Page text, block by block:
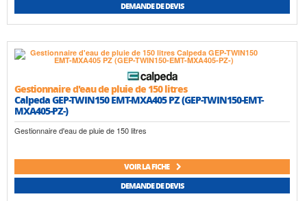
DEMANDE DE DEVIS
Gestionnaire d'eau de pluie de 150 litres
Calpeda GEP-TWIN150 EMT-MXA405 PZ (GEP-TWIN150-EMT-
MXA405-PZ-)
Gestionnaire d'eau de pluie de 150 litres
VOIR LA FICHE
DEMANDE DE DEVIS